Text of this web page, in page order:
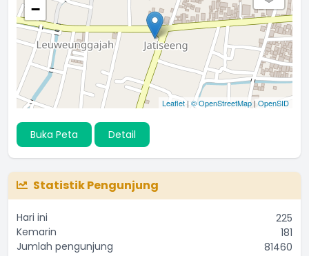
−
Leaflet | © OpenStreetMap | OpenSID
Buka Peta Detail
Statistik Pengunjung
Hari ini
225
Kemarin
181
Jumlah pengunjung
81460